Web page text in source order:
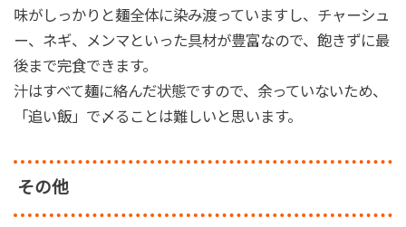
味がしっかりと麺全体に染み渡っていますし、チャーシュ
ー、ネギ、メンマといった具材が豊富なので、飽きずに最
後まで完食できます。
汁はすべて麺に絡んだ状態ですので、余っていないため、
「追い飯」で〆ることは難しいと思います。
その他